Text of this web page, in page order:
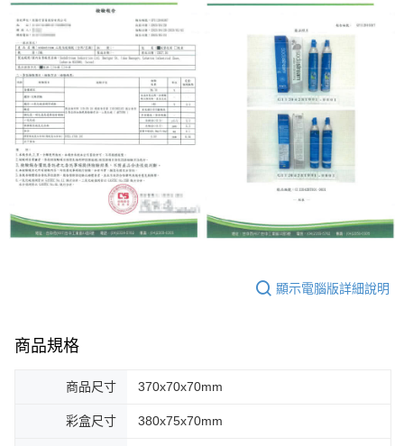
顯示電腦版詳細說明
商品規格
商品尺寸 370x70x70mm
彩盒尺寸 380x75x70mm